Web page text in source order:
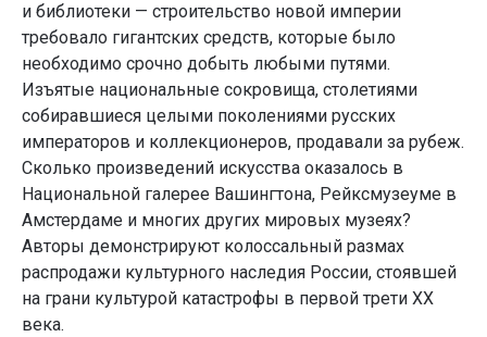
и библиотеки — строительство новой империи
требовало гигантских средств, которые было
необходимо срочно добыть любыми путями.
Изъятые национальные сокровища, столетиями
собиравшиеся целыми поколениями русских
императоров и коллекционеров, продавали за рубеж.
Сколько произведений искусства оказалось в
Национальной галерее Вашингтона, Рейксмузеуме в
Амстердаме и многих других мировых музеях?
Авторы демонстрируют колоссальный размах
распродажи культурного наследия России, стоявшей
на грани культурой катастрофы в первой трети XX
века.